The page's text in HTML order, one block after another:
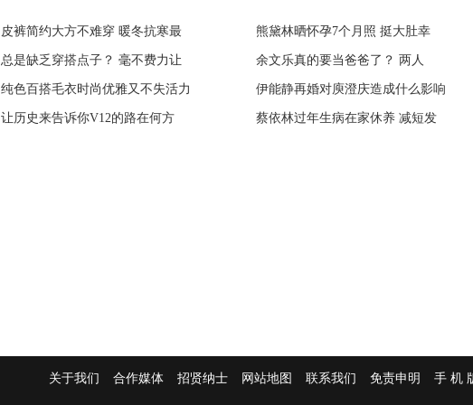
皮裤简约大方不难穿 暖冬抗寒最
总是缺乏穿搭点子？ 毫不费力让
纯色百搭毛衣时尚优雅又不失活力
让历史来告诉你V12的路在何方
熊黛林晒怀孕7个月照 挺大肚幸
余文乐真的要当爸爸了？ 两人
伊能静再婚对庾澄庆造成什么影响
蔡依林过年生病在家休养 减短发
健康宝宝不适合长期喝水解蛋白奶
这些“中国式育儿”太坑娃，看看
30年“懂感恩”回馈客户系列活动
明星辣妈都点赞的金领冠，凭什么
V领重新占据时尚 学艺人成搭配
今年流行“紫外光” 教你把流行
裹围巾没那么简单 最时髦围围巾
堆堆袜助你成保暖时尚达人 教你
关于我们 合作媒体 招贤纳士 网站地图 联系我们 免责申明 手 机